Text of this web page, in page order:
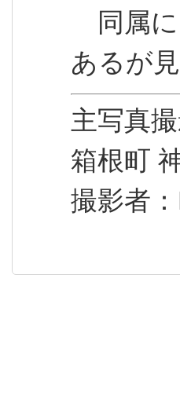
同属に
あるが
主写真
箱根町
撮影者